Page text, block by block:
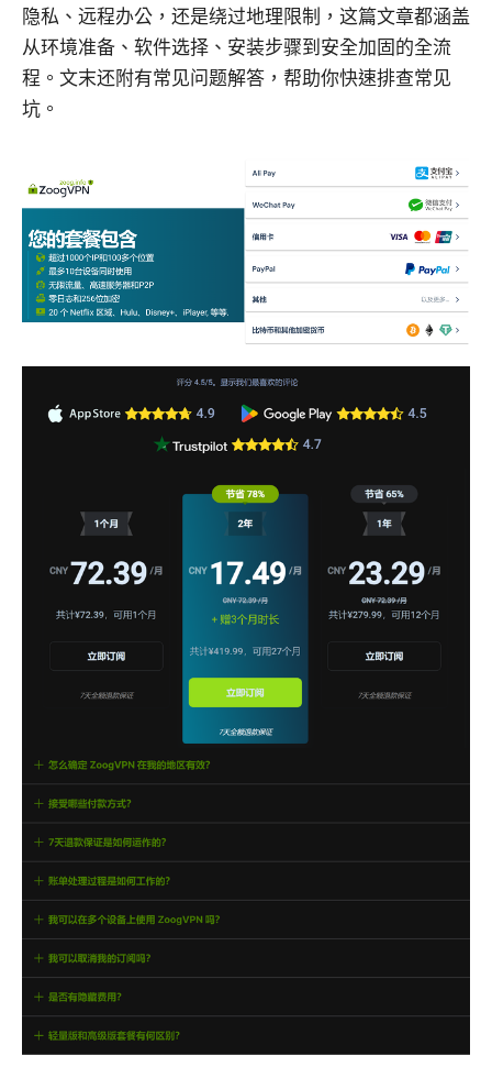
隐私、远程办公，还是绕过地理限制，这篇文章都涵盖
从环境准备、软件选择、安装步骤到安全加固的全流
程。文末还附有常见问题解答，帮助你快速排查常见
坑。